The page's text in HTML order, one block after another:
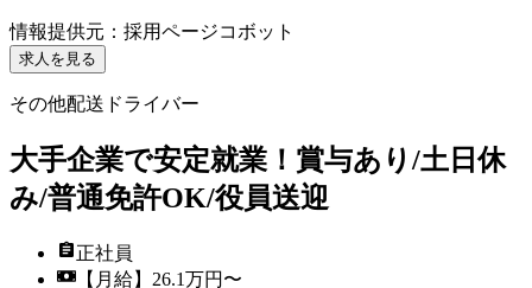
情報提供元 ： 採用ページコボット
求人を見る
その他配送ドライバー
大手企業で安定就業！賞与あり/土日休
み/普通免許OK/役員送迎
正社員
【月給】26.1万円〜